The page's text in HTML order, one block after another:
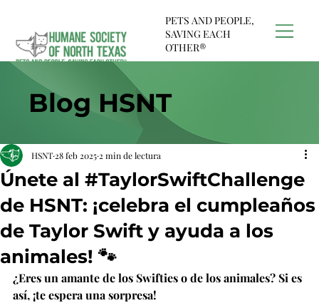
PETS AND PEOPLE,
SAVING EACH
OTHER®
Blog HSNT
Únete al #TaylorSwiftChallenge
de HSNT: ¡celebra el cumpleaños
de Taylor Swift y ayuda a los
animales! 🐾
HSNT 28 feb 2025 2 min de lectura
¿Eres un amante de los Swifties o de los animales? Si es
así, ¡te espera una sorpresa!